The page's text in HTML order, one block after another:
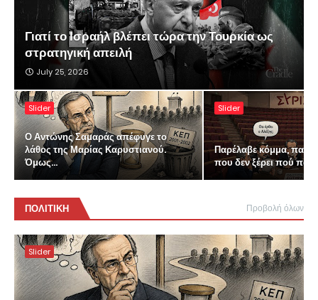
Γιατί το Ισραήλ βλέπει τώρα την Τουρκία ως
στρατηγική απειλή
July 25, 2026
Slider
Ο Αντώνης Σαμαράς απέφυγε το
λάθος της Μαρίας Καρυστιανού.
Όμως...
Slider
Παρέλαβε κόμμα,
που δεν ξέρει πού πάει
ΠΟΛΙΤΙΚΗ Προβολή όλων
Slider